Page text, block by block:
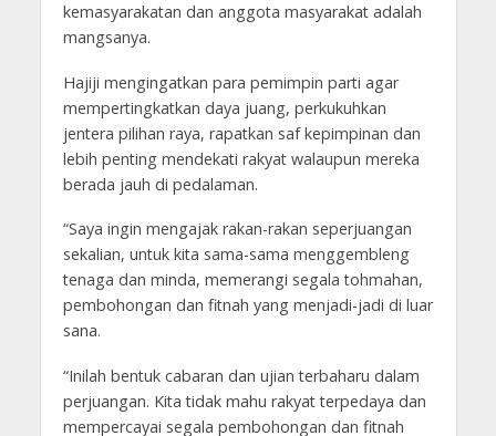
kemasyarakatan dan anggota masyarakat adalah
mangsanya.
Hajiji mengingatkan para pemimpin parti agar
mempertingkatkan daya juang, perkukuhkan
jentera pilihan raya, rapatkan saf kepimpinan dan
lebih penting mendekati rakyat walaupun mereka
berada jauh di pedalaman.
“Saya ingin mengajak rakan-rakan seperjuangan
sekalian, untuk kita sama-sama menggembleng
tenaga dan minda, memerangi segala tohmahan,
pembohongan dan fitnah yang menjadi-jadi di luar
sana.
“Inilah bentuk cabaran dan ujian terbaharu dalam
perjuangan. Kita tidak mahu rakyat terpedaya dan
mempercayai segala pembohongan dan fitnah